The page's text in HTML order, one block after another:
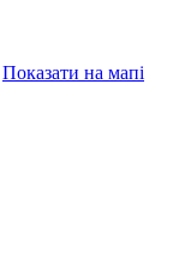
Показати на мапі